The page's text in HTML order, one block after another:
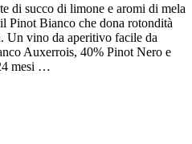
di succo di limone e aromi di mela
Pinot Bianco che dona rotondità
Un vino da aperitivo facile da
Auxerrois, 40% Pinot Nero e
mesi …